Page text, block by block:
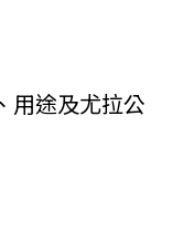
用途及尤拉公